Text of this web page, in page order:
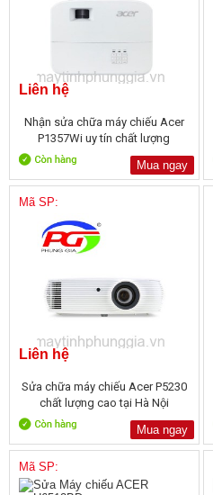
Liên hệ
Nhận sửa chữa máy chiếu Acer
P1357Wi uy tín chất lượng
Mua ngay
Mã SP:
Liên hệ
Sửa chữa máy chiếu Acer P5230
chất lượng cao tại Hà Nội
Mua ngay
Mã SP: